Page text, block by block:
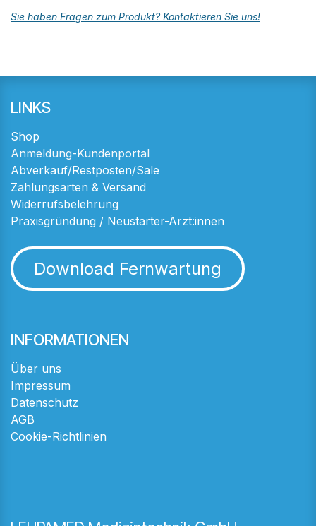
Sie haben Fragen zum Produkt? Kontaktieren Sie uns!
LINKS
Shop
Anmeldung-Kundenportal
Abverkauf/Restposten/Sale
Zahlungsarten & Versand
Widerrufsbelehrung
Praxisgründung / Neustarter-Ärzt:innen
Download Fernwartung
INFORMATIONEN
Über uns
Impressum
Datenschutz
AGB
Cookie-Richtlinien